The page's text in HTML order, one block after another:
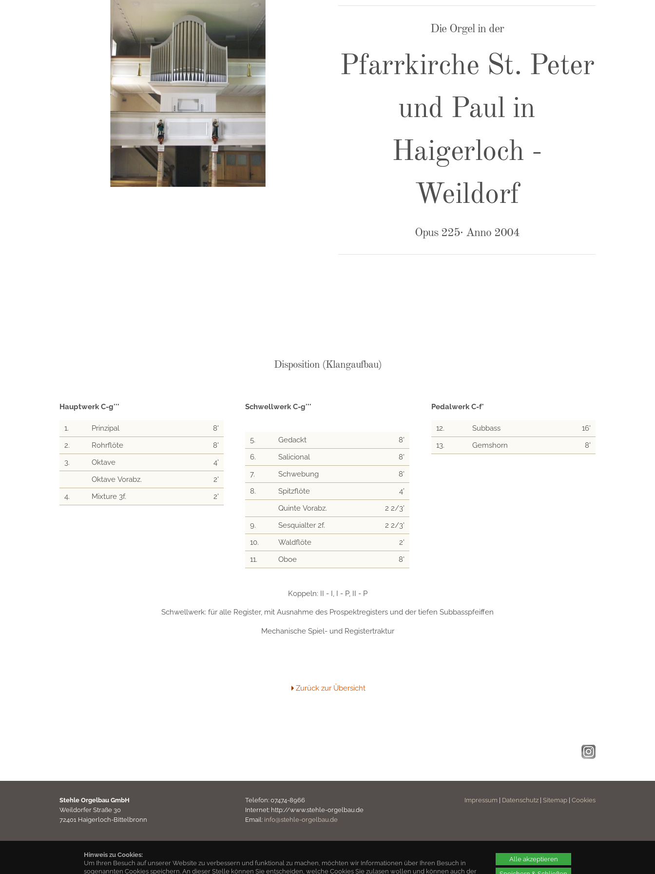
Alle akzeptieren
Hinweis zu Cookies:
Um Ihren Besuch auf unserer Website zu verbessern und funktional zu machen, möchten wir Informationen über Ihren Besuch in
sogenannten Cookies speichern. An dieser Stelle können Sie entscheiden, welche Cookies Sie zulasen wollen und können auch der
Die Orgel in der
Pfarrkirche St. Peter
und Paul in
Haigerloch -
Weildorf
Opus 225· Anno 2004
Disposition (Klangaufbau)
Hauptwerk C-g'''
1. Prinzipal 8'
2. Rohrflöte 8'
3. Oktave 4'
Oktave Vorabz. 2'
4. Mixture 3f. 2'
Schwellwerk C-g'''
5. Gedackt 8'
6. Salicional 8'
7. Schwebung 8'
8. Spitzflöte 4'
Quinte Vorabz. 2 2/3'
9. Sesquialter 2f. 2 2/3'
10. Waldflöte 2'
11. Oboe 8'
Pedalwerk C-f'
12. Subbass 16'
13. Gemshorn 8'
Koppeln: II - I, I - P, II - P
Schwellwerk: für alle Register, mit Ausnahme des Prospektregisters und der tiefen Subbasspfeiffen
Mechanische Spiel- und Registertraktur
Zurück zur Übersicht
Stehle Orgelbau GmbH
Weildorfer Straße 30
72401 Haigerloch-Bittelbronn
Telefon: 07474-8966
Internet: http://www.stehle-orgelbau.de
Email: info@stehle-orgelbau.de
Impressum | Datenschutz | Sitemap | Cookies